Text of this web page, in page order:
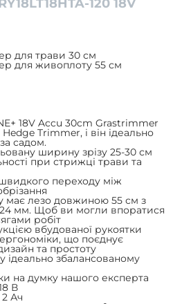
120 18V
для трави 30 см
для живоплоту 55 см
18V Accu 30cm Grastrimmer
Trimmer, і він ідеально
садом.
ширину зрізу 25-30 см
при стрижці трави та
переходу між
має лезо довжиною 55 см з
мм. Щоб ви могли впоратися
робіт
вбудованої рукоятки
що поєднує
та простоту
ідеально збалансованому
на думку нашого експерта
В
2 Ач